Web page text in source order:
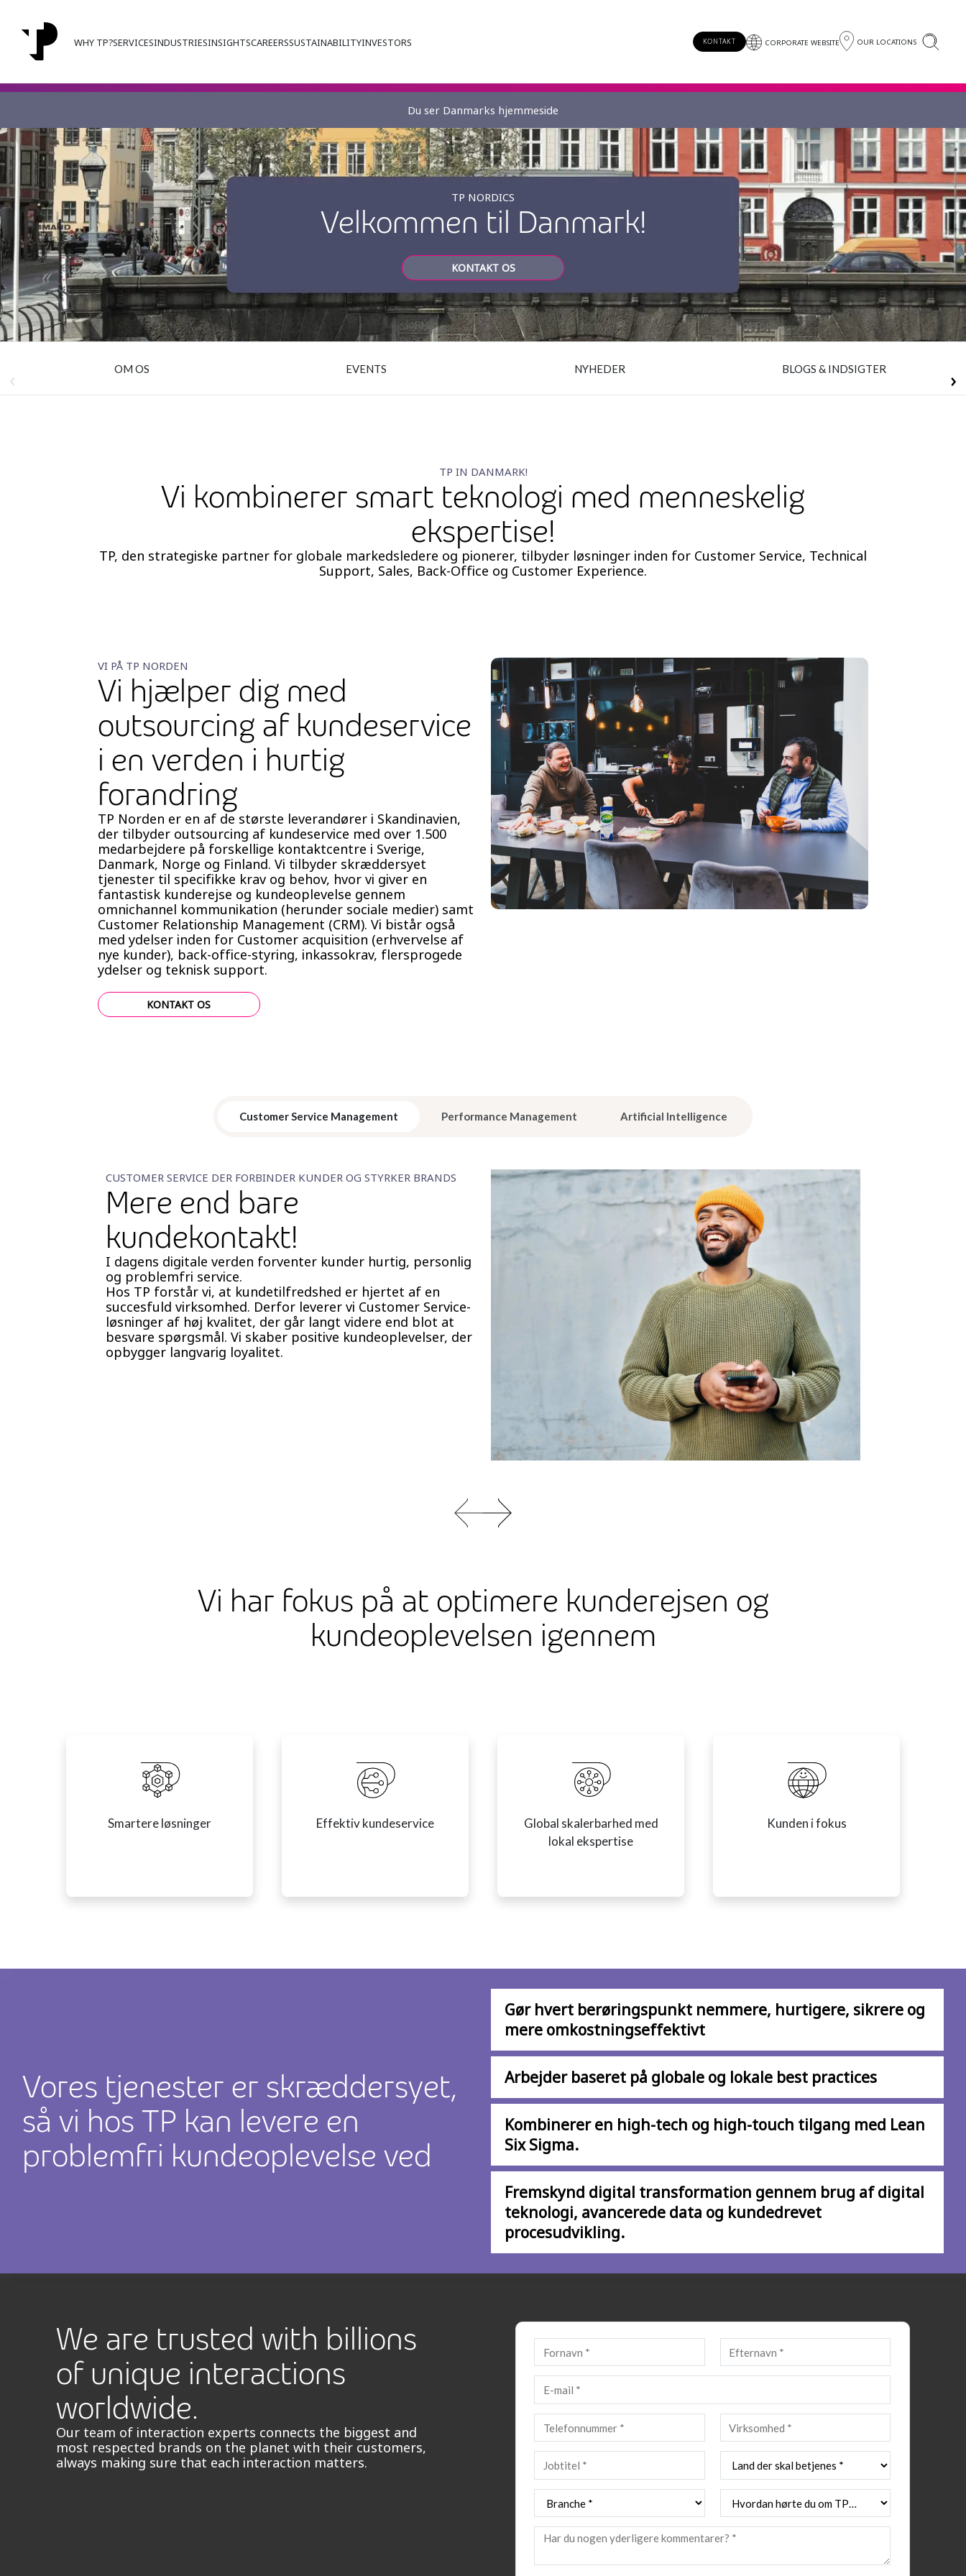
WHY TP?SERVICESINDUSTRIESINSIGHTSCAREERSSUSTAINABILITYINVESTORS KONTAKT CORPORATE WEBSITE OUR LOCATIONS
Du ser Danmarks hjemmeside
TP NORDICS
Velkommen til Danmark!
KONTAKT OS
OM OS EVENTS NYHEDER BLOGS & INDSIGTER
TP IN DANMARK!
Vi kombinerer smart teknologi med menneskelig
ekspertise!
TP, den strategiske partner for globale markedsledere og pionerer, tilbyder løsninger inden for Customer Service, Technical
Support, Sales, Back-Office og Customer Experience.
VI PÅ TP NORDEN
Vi hjælper dig med
outsourcing af kundeservice
i en verden i hurtig
forandring
TP Norden er en af de største leverandører i Skandinavien,
der tilbyder outsourcing af kundeservice med over 1.500
medarbejdere på forskellige kontaktcentre i Sverige,
Danmark, Norge og Finland. Vi tilbyder skræddersyet
tjenester til specifikke krav og behov, hvor vi giver en
fantastisk kunderejse og kundeoplevelse gennem
omnichannel kommunikation (herunder sociale medier) samt
Customer Relationship Management (CRM). Vi bistår også
med ydelser inden for Customer acquisition (erhvervelse af
nye kunder), back-office-styring, inkassokrav, flersprogede
ydelser og teknisk support.
KONTAKT OS
Customer Service Management Performance Management Artificial Intelligence
CUSTOMER SERVICE DER FORBINDER KUNDER OG STYRKER BRANDS
Mere end bare
kundekontakt!
I dagens digitale verden forventer kunder hurtig, personlig
og problemfri service.
Hos TP forstår vi, at kundetilfredshed er hjertet af en
succesfuld virksomhed. Derfor leverer vi Customer Service-
løsninger af høj kvalitet, der går langt videre end blot at
besvare spørgsmål. Vi skaber positive kundeoplevelser, der
opbygger langvarig loyalitet.
Vi har fokus på at optimere kunderejsen og
kundeoplevelsen igennem
Smartere løsninger Effektiv kundeservice
Global skalerbarhed med
lokal ekspertise
Kunden i fokus
Vores tjenester er skræddersyet,
så vi hos TP kan levere en
problemfri kundeoplevelse ved
Gør hvert berøringspunkt nemmere, hurtigere, sikrere og
mere omkostningseffektivt
Arbejder baseret på globale og lokale best practices
Kombinerer en high-tech og high-touch tilgang med Lean
Six Sigma.
Fremskynd digital transformation gennem brug af digital
teknologi, avancerede data og kundedrevet
procesudvikling.
We are trusted with billions
of unique interactions
worldwide.
Our team of interaction experts connects the biggest and
most respected brands on the planet with their customers,
always making sure that each interaction matters.